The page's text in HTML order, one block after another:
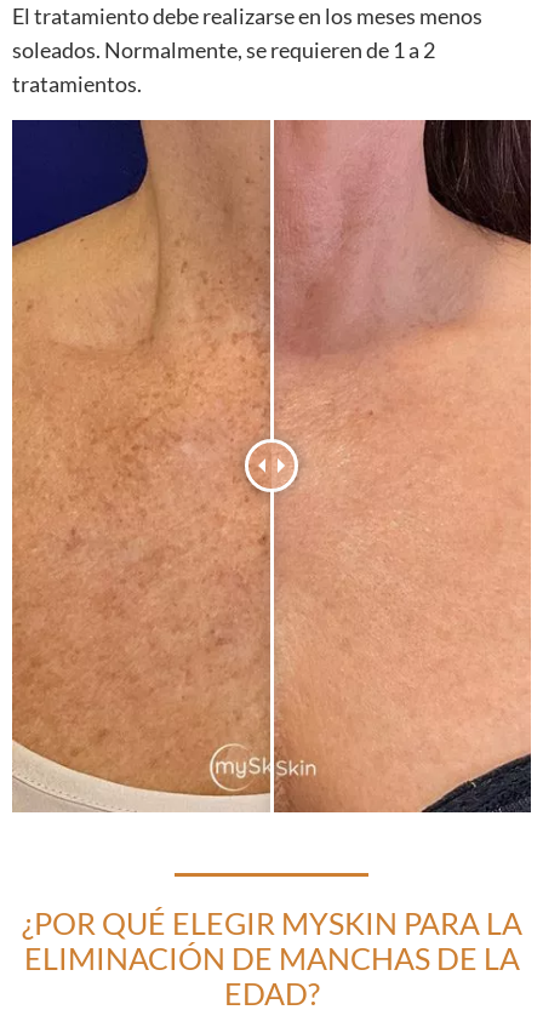
El tratamiento debe realizarse en los meses menos
soleados. Normalmente, se requieren de 1 a 2
tratamientos.
¿POR QUÉ ELEGIR MYSKIN PARA LA
ELIMINACIÓN DE MANCHAS DE LA
EDAD?